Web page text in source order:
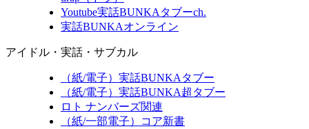
Youtube実話BUNKAタブーch.
実話BUNKAオンライン
アイドル・実話・サブカル
（紙/電子）実話BUNKAタブー
（紙/電子）実話BUNKA超タブー
ロト ナンバーズ関連
（紙/一部電子）コア新書